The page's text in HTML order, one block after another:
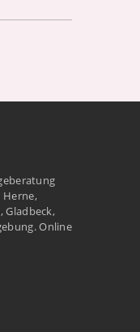
Herne,
Gladbeck,
Online